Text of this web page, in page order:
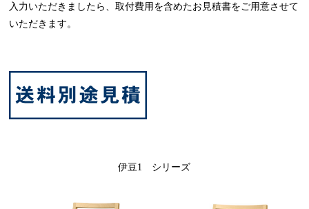
入力いただきましたら、取付費用を含めたお見積書をご用意させて
いただきます。
伊豆1 シリーズ